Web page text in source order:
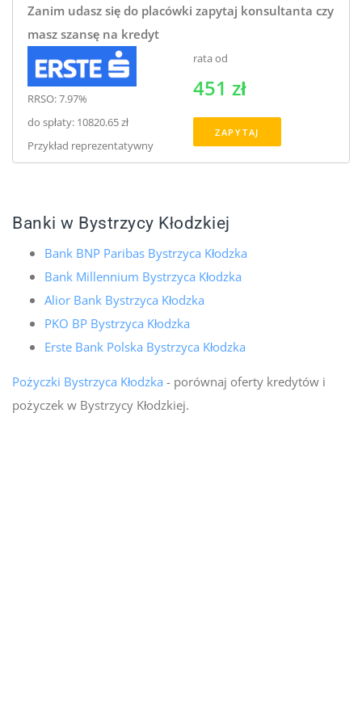
Zanim udasz się do placówki zapytaj konsultanta czy
masz szansę na kredyt
RRSO: 7.97%
do spłaty: 10820.65 zł
Przykład reprezentatywny
rata od
451 zł
ZAPYTAJ
Banki w Bystrzycy Kłodzkiej
Bank BNP Paribas Bystrzyca Kłodzka
Bank Millennium Bystrzyca Kłodzka
Alior Bank Bystrzyca Kłodzka
PKO BP Bystrzyca Kłodzka
Erste Bank Polska Bystrzyca Kłodzka
Pożyczki Bystrzyca Kłodzka - porównaj oferty kredytów i
pożyczek w Bystrzycy Kłodzkiej.